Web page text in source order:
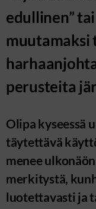
edullinen”
muutamaksi
perusteita
Olipa kyseessä
täytettävä
menee
merkitystä,
luotettavasti ja